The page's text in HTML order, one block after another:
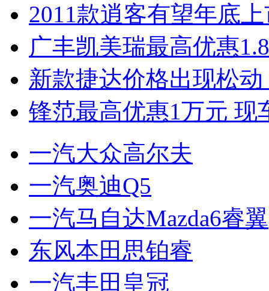
2011款逍客有望年底
广丰凯美瑞最高优惠
新款捷达价格出现松
锋范最高优惠1万元 现
一汽大众高尔夫
一汽奥迪Q5
一汽马自达Mazda6睿翼
东风本田思铂睿
一汽丰田皇冠